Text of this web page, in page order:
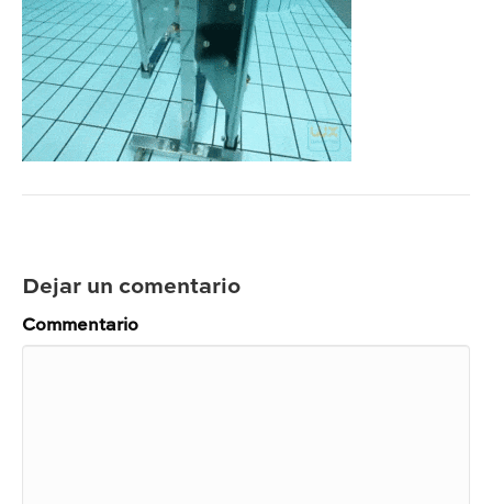
Dejar un comentario
Commentario